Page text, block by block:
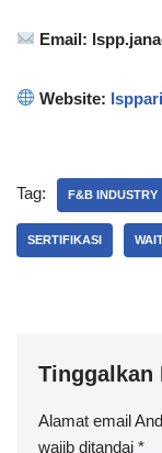
Email:
Website:
Tag: F&B INDUSTRY
SERTIFIKASI
Tinggalkan
Alamat email
wajib ditandai *